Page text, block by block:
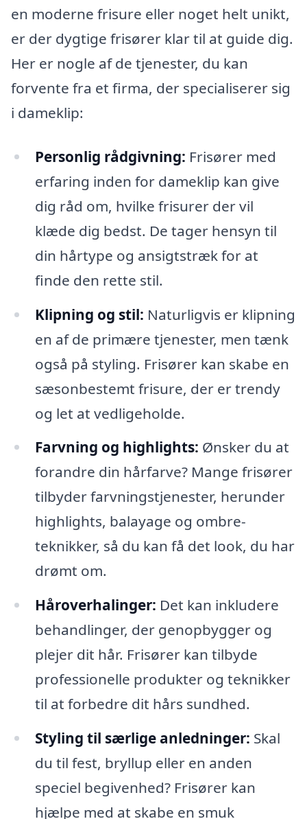
en moderne frisure eller noget helt unikt,
er der dygtige frisører klar til at guide dig.
Her er nogle af de tjenester, du kan
forvente fra et firma, der specialiserer sig
i dameklip:
Personlig rådgivning: Frisører med
erfaring inden for dameklip kan give
dig råd om, hvilke frisurer der vil
klæde dig bedst. De tager hensyn til
din hårtype og ansigtstræk for at
finde den rette stil.
Klipning og stil: Naturligvis er klipning
en af de primære tjenester, men tænk
også på styling. Frisører kan skabe en
sæsonbestemt frisure, der er trendy
og let at vedligeholde.
Farvning og highlights: Ønsker du at
forandre din hårfarve? Mange frisører
tilbyder farvningstjenester, herunder
highlights, balayage og ombre-
teknikker, så du kan få det look, du har
drømt om.
Håroverhalinger: Det kan inkludere
behandlinger, der genopbygger og
plejer dit hår. Frisører kan tilbyde
professionelle produkter og teknikker
til at forbedre dit hårs sundhed.
Styling til særlige anledninger: Skal
du til fest, bryllup eller en anden
speciel begivenhed? Frisører kan
hjælpe med at skabe en smuk